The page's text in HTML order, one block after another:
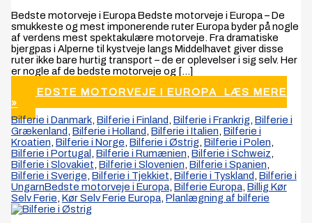
Bedste motorveje i Europa Bedste motorveje i Europa – De
smukkeste og mest imponerende ruter Europa byder på nogle
af verdens mest spektakulære motorveje. Fra dramatiske
bjergpas i Alperne til kystveje langs Middelhavet giver disse
ruter ikke bare hurtig transport – de er oplevelser i sig selv. Her
er nogle af de bedste motorveje og […]
BEDSTE MOTORVEJE I EUROPA
LÆS MERE
»
Bilferie i Danmark, Bilferie i Finland, Bilferie i Frankrig, Bilferie i
Grækenland, Bilferie i Holland, Bilferie i Italien, Bilferie i
Kroatien, Bilferie i Norge, Bilferie i Østrig, Bilferie i Polen,
Bilferie i Portugal, Bilferie i Rumænien, Bilferie i Schweiz,
Bilferie i Slovakiet, Bilferie i Slovenien, Bilferie i Spanien,
Bilferie i Sverige, Bilferie i Tjekkiet, Bilferie i Tyskland, Bilferie i
UngarnBedste motorveje i Europa, Bilferie Europa, Billig Kør
Selv Ferie, Kør Selv Ferie Europa, Planlægning af bilferie